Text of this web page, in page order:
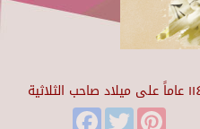
FacebookTwitter